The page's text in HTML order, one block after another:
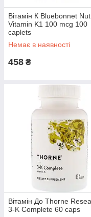
Вітамін К Bluebonnet
Vitamin K1 100 mcg 100
caplets
Немає в наявності
458 ₴
Вітамін До Thorne
3-K Complete 60 caps